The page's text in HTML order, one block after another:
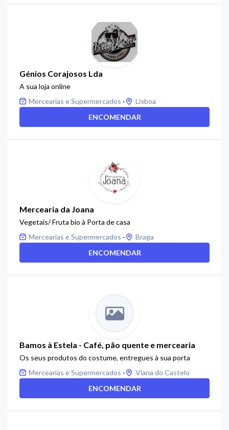
Génios Corajosos Lda
A sua loja online
Mercearias e Supermercados ·
Lisboa
ENCOMENDAR
Mercearia da Joana
Vegetais/ Fruta bio à Porta de casa
Mercearias e Supermercados ·
Braga
ENCOMENDAR
Bamos à Estela - Café, pão quente e mercearia
Os seus produtos do costume, entregues à sua porta
Mercearias e Supermercados ·
Viana do Castelo
ENCOMENDAR